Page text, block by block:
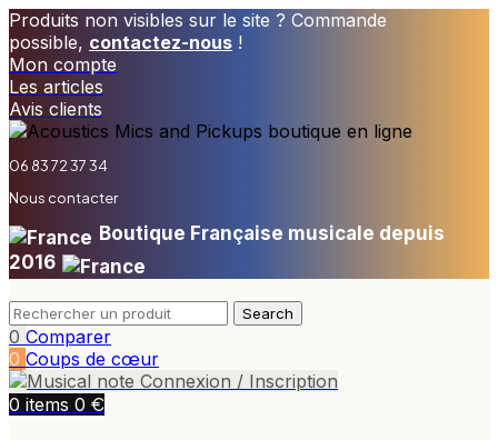
Produits non visibles sur le site ? Commande
possible, contactez-nous !
Mon compte
Les articles
Avis clients
06 83 72 37 34
Nous contacter
Boutique Française musicale depuis
2016
Search
0 Comparer
0 Coups de cœur
Connexion / Inscription
0 items 0 €